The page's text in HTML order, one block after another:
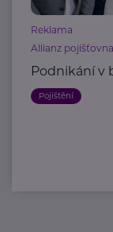
Reklama
Allianz
Podnikání v
Pojištění